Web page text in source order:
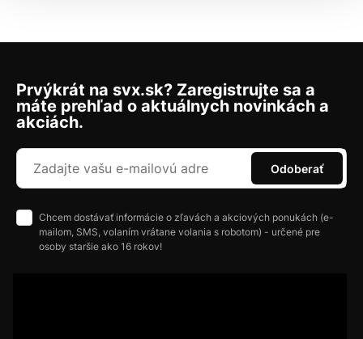
Prvýkrát na svx.sk? Zaregistrujte sa a
máte prehľad o aktuálnych novinkách a
akciách.
Odoberať
Chcem dostávať informácie o zľavách a akciových ponukách (e-
mailom, SMS, volaním vrátane volania s robotom) - určené pre
osoby staršie ako 16 rokov!